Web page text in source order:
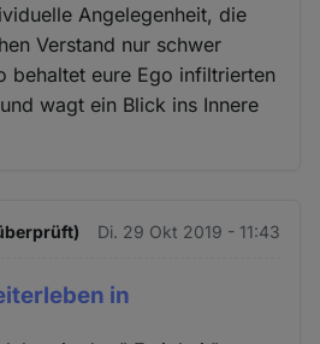
Angelegenheit, die
Verstand nur schwer
behaltet eure Ego infiltrierten
wagt ein Blick ins Innere
Di. 29 Okt 2019 - 11:43
in